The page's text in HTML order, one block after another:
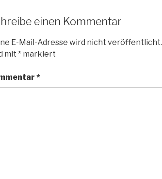
einen Kommentar
E-Mail-Adresse wird nicht veröffentlicht.
mit * markiert
*